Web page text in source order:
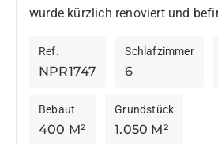
wurde kürzlich renoviert und
kommerziellen Dienstleistungen,
NPR1747
Ref.
6
Schlafzimmer
400 M²
Bebaut
1.050 M²
Grundstück